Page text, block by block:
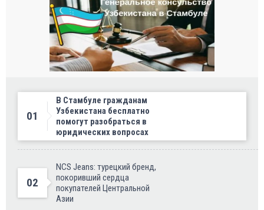
01
В Стамбуле гражданам
Узбекистана бесплатно
помогут разобраться в
юридических вопросах
02
NCS Jeans: турецкий бренд,
покоривший сердца
покупателей Центральной
Азии